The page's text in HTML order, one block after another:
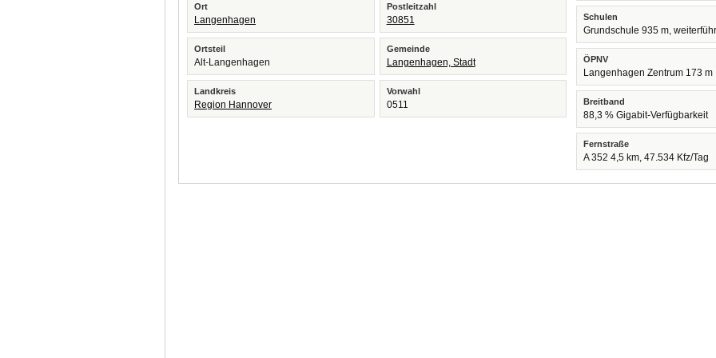
Ort
Langenhagen
Postleitzahl
30851
Ortsteil
Alt-Langenhagen
Gemeinde
Langenhagen, Stadt
Landkreis
Region Hannover
Vorwahl
0511
Schulen
Grundschule 935 m,
ÖPNV
Langenhagen Zentrum 173 m
Breitband
88,3 % Gigabit-Verfügbarkeit
Fernstraße
A 352 4,5 km, 47.534 Kfz/Tag